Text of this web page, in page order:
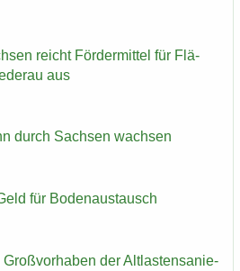
reicht För­der­mit­tel für Flä­
aus
durch Sach­sen wach­sen
für Bo­den­aus­tausch
Groß­vor­ha­ben der Alt­las­ten­sa­nie­